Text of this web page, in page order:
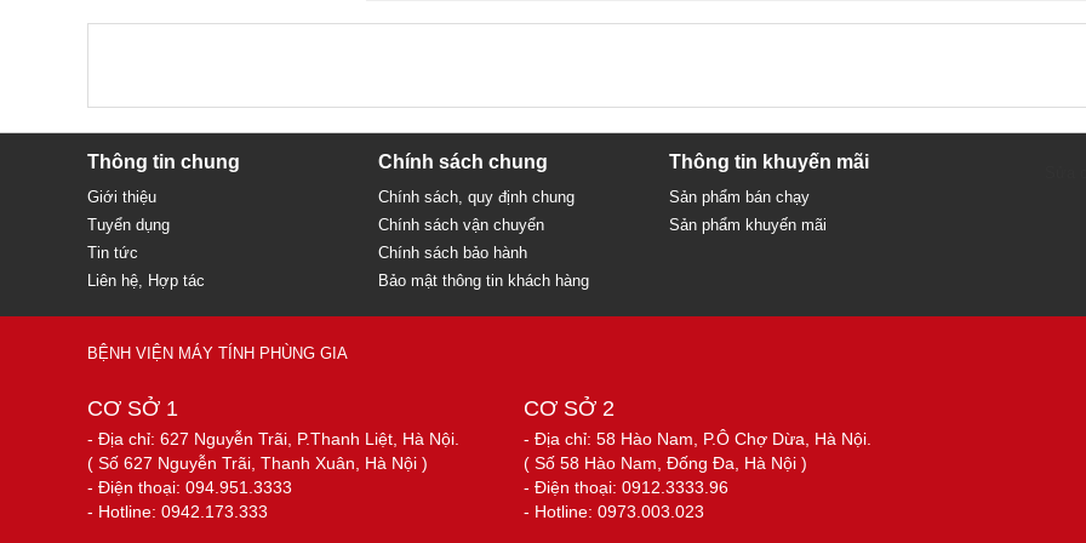
Thông tin chung
Giới thiệu
Tuyển dụng
Tin tức
Liên hệ, Hợp tác
Chính sách chung
Chính sách, quy định chung
Chính sách vận chuyển
Chính sách bảo hành
Bảo mật thông tin khách hàng
Thông tin khuyến mãi
Sản phẩm bán chạy
Sản phẩm khuyến mãi
BỆNH VIỆN MÁY TÍNH PHÙNG GIA
CƠ SỞ 1
- Địa chỉ: 627 Nguyễn Trãi, P.Thanh Liệt, Hà Nội.
( Số 627 Nguyễn Trãi, Thanh Xuân, Hà Nội )
- Điện thoại: 094.951.3333
- Hotline: 0942.173.333
CƠ SỞ 2
- Địa chỉ: 58 Hào Nam, P.Ô Chợ Dừa, Hà Nội.
( Số 58 Hào Nam, Đống Đa, Hà Nội )
- Điện thoại: 0912.3333.96
- Hotline: 0973.003.023